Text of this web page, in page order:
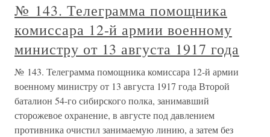
№ 143. Телеграмма помощника
комиссара 12-й армии военному
министру от 13 августа 1917 года
№ 143. Телеграмма помощника комиссара 12-й армии
военному министру от 13 августа 1917 года Второй
баталион 54-го сибирского полка, занимавший
сторожевое охранение, в августе под давлением
противника очистил занимаемую линию, а затем без